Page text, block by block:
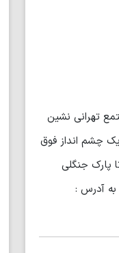
لوکیشن سی سنگان به مساحت ۴۱۲ متر داخل مجتمع تهرانی نشین
چشم انداز فوق
فاصله تا پارک جنگلی
قیمت : ۳میلیارد و ۷۰۰ میلیون تومان به آدرس :